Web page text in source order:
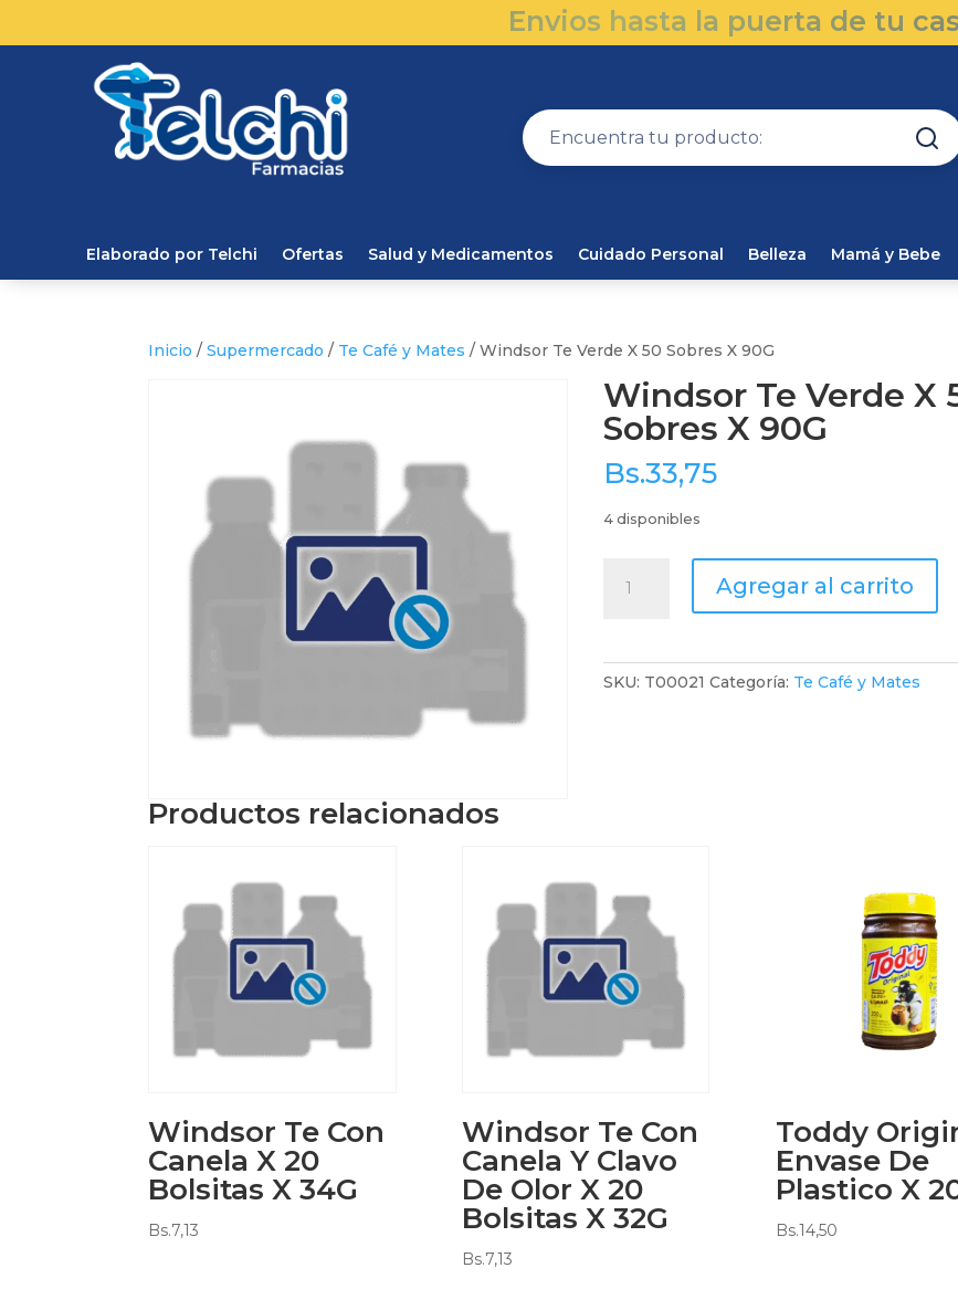
Envios hasta la puerta de tu
Elaborado por Telchi Ofertas Salud y Medicamentos Cuidado Personal Belleza Mamá y Bebe
Inicio /Supermercado / Te Café y Mates / Windsor Te Verde X 50 Sobres X 90G
Windsor Te Verde X
Sobres X 90G
Bs.33,75
4 disponibles
Agregar al carrito
SKU: T00021 Categoría: Te Café y Mates
Productos relacionados
Windsor Te Con
Canela X 20
Bolsitas X 34G
Bs.7,13
Windsor Te Con
Canela Y Clavo
De Olor X 20
Bolsitas X 32G
Bs.7,13
Toddy
Envase De
Plastico X
Bs.14,50